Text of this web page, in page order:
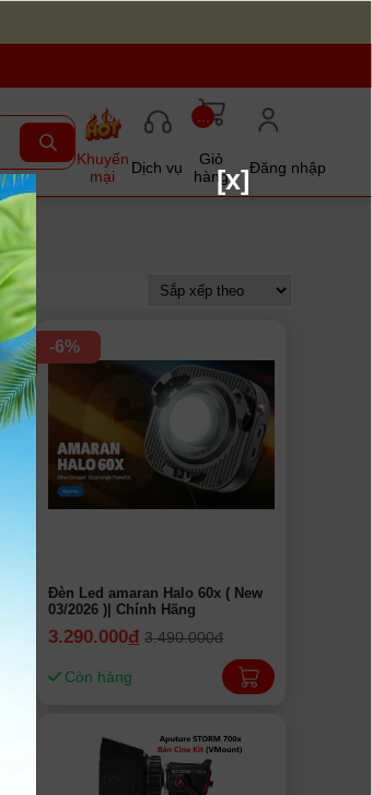
Khuyến
mại
Dịch vụ
Giỏ
hàng
Đăng nhập
-6%
Đèn Led amaran Halo 60x ( New
03/2026 )| Chính Hãng
3.290.000đ 3.490.000đ
Còn hàng
[x]